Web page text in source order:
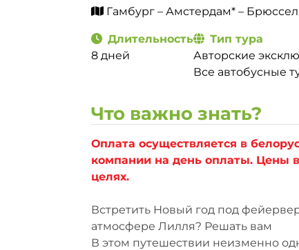
Гамбург – Амстердам* –
Длительность
8 дней
Тип тура
Авторские
Все автобусные
Что важно знать?
Оплата осуществляется в
компании на день оплаты. Цены
целях.
Встретить Новый год под
атмосфере Лилля? Решать вам
В этом путешествии неизменно